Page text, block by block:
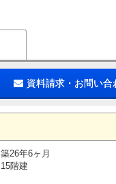
資料請求・お問い合
築26年6ヶ月
15階建